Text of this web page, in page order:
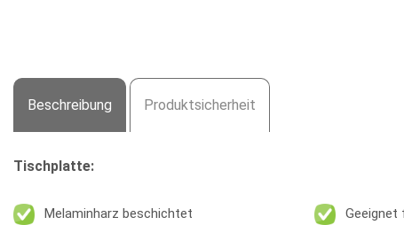
Beschreibung Produktsicherheit
Tischplatte:
Melaminharz beschichtet
Geeignet